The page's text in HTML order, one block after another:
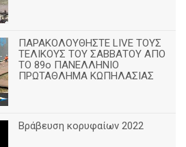
ΠΑΡΑΚΟΛΟΥΘΗΣΤΕ LIVE ΤΟΥΣ
ΤΕΛΙΚΟΥΣ ΤΟΥ ΣΑΒΒΑΤΟΥ ΑΠΟ
TO 89o ΠΑΝΕΛΛΗΝΙΟ
ΠΡΩΤΑΘΛΗΜΑ ΚΩΠΗΛΑΣΙΑΣ
Βράβευση κορυφαίων 2022